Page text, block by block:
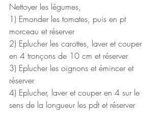
Nettoyer les légumes,
1) Emonder les tomates, puis en pt
morceau et réserver
2) Eplucher les carottes, laver et couper
en 4 tronçons de 10 cm et réserver
3) Eplucher les oignons et émincer et
réserver
4) Eplucher, laver et couper en 4 sur le
sens de la longueur les pdt et réserver